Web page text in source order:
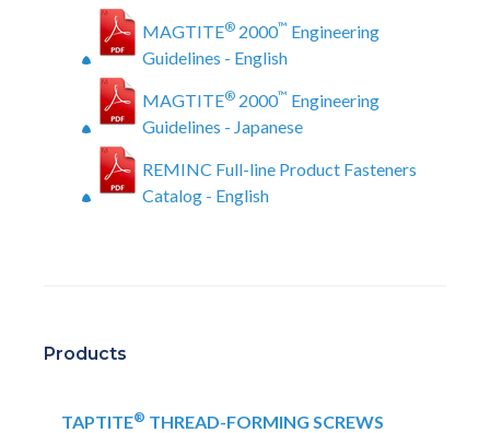
MAGTITE® 2000™ Engineering
Guidelines - English
MAGTITE® 2000™ Engineering
Guidelines - Japanese
REMINC Full-line Product Fasteners
Catalog - English
Products
TAPTITE® THREAD-FORMING SCREWS